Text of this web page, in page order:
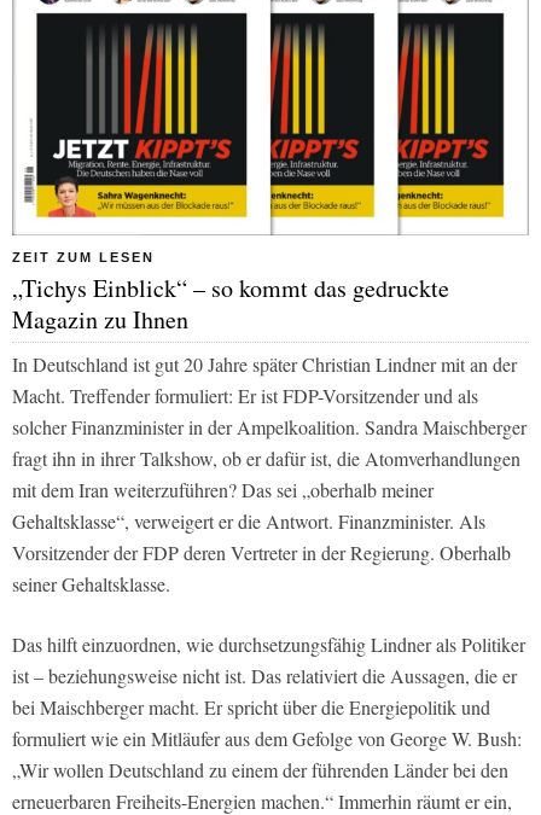
ZEIT ZUM LESEN
„Tichys Einblick“ – so kommt das gedruckte
Magazin zu Ihnen
In Deutschland ist gut 20 Jahre später Christian Lindner mit an der
Macht. Treffender formuliert: Er ist FDP-Vorsitzender und als
solcher Finanzminister in der Ampelkoalition. Sandra Maischberger
fragt ihn in ihrer Talkshow, ob er dafür ist, die Atomverhandlungen
mit dem Iran weiterzuführen? Das sei „oberhalb meiner
Gehaltsklasse“, verweigert er die Antwort. Finanzminister. Als
Vorsitzender der FDP deren Vertreter in der Regierung. Oberhalb
seiner Gehaltsklasse.
Das hilft einzuordnen, wie durchsetzungsfähig Lindner als Politiker
ist – beziehungsweise nicht ist. Das relativiert die Aussagen, die er
bei Maischberger macht. Er spricht über die Energiepolitik und
formuliert wie ein Mitläufer aus dem Gefolge von George W. Bush:
„Wir wollen Deutschland zu einem der führenden Länder bei den
erneuerbaren Freiheits-Energien machen.“ Immerhin räumt er ein,